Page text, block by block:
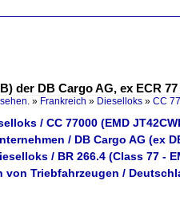
der DB Cargo AG, ex ECR
» Frankreich » Dieselloks » CC
/ CC 77000 (EMD
/ DB Cargo AG (ex
/ BR 266.4 (Class 77 -
von Triebfahrzeugen /